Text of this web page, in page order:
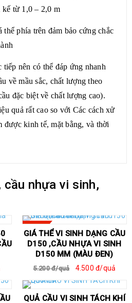
kế từ 1,0 – 2,0 m
thể phía trên đảm bảo cứng chắc
nên có thể đáp ứng nhanh
về mầu sắc, chất lượng theo
đặc biệt về chất lượng cao).
quả rất cao so với Các cách xử
được kinh tế, mặt bằng, và thời
cầu nhựa vi sinh,
SALE
GIÁ THỂ VI SINH DẠNG CẦU
D150 ,CẦU NHỰA VI SINH
D150 MM (MÀU ĐEN)
5.200 đ/quả 4.500 đ/quả
QUẢ CẦU VI SINH TÁCH KHÍ